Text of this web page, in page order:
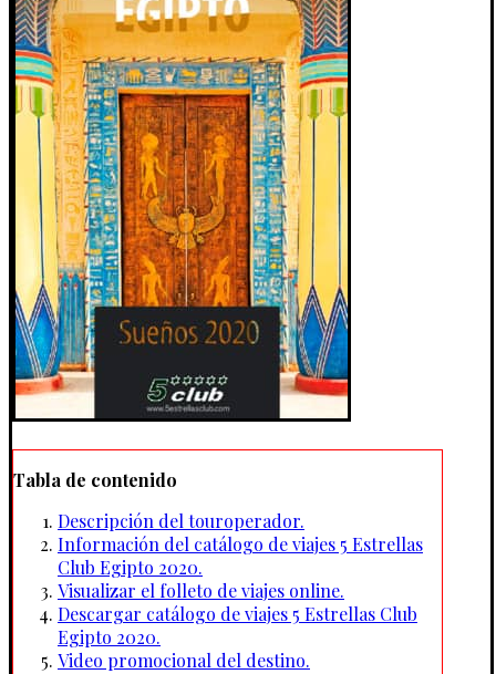
Tabla de contenido
Descripción del touroperador.
Información del catálogo de viajes 5 Estrellas
Club Egipto 2020.
Visualizar el folleto de viajes online.
Descargar catálogo de viajes 5 Estrellas Club
Egipto 2020.
Video promocional del destino.